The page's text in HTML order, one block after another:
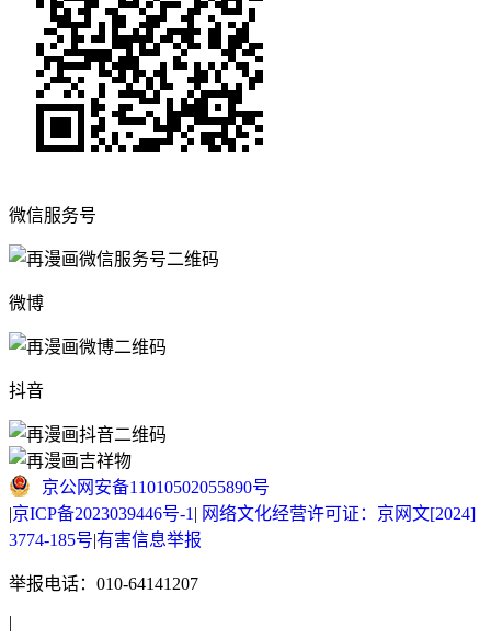
微信服务号
微博
抖音
京公网安备11010502055890号
|京ICP备2023039446号-1 | 网络文化经营许可证：京网文[2024]
3774-185号|有害信息举报
举报电话：010-64141207
|